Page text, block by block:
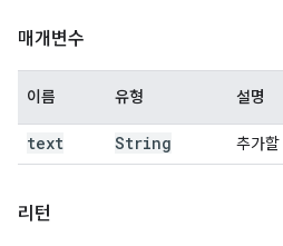
매개변수
이름 유형 설명
text String 추가할
리턴